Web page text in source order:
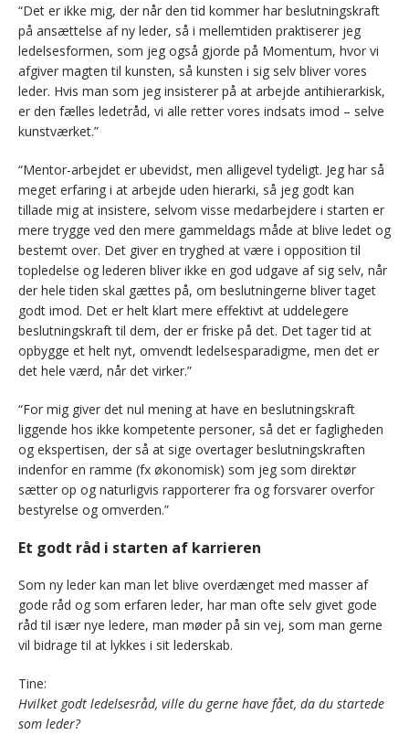
“Det er ikke mig, der når den tid kommer har beslutningskraft
på ansættelse af ny leder, så i mellemtiden praktiserer jeg
ledelsesformen, som jeg også gjorde på Momentum, hvor vi
afgiver magten til kunsten, så kunsten i sig selv bliver vores
leder. Hvis man som jeg insisterer på at arbejde antihierarkisk,
er den fælles ledetråd, vi alle retter vores indsats imod – selve
kunstværket.”
“Mentor-arbejdet er ubevidst, men alligevel tydeligt. Jeg har så
meget erfaring i at arbejde uden hierarki, så jeg godt kan
tillade mig at insistere, selvom visse medarbejdere i starten er
mere trygge ved den mere gammeldags måde at blive ledet og
bestemt over. Det giver en tryghed at være i opposition til
topledelse og lederen bliver ikke en god udgave af sig selv, når
der hele tiden skal gættes på, om beslutningerne bliver taget
godt imod. Det er helt klart mere effektivt at uddelegere
beslutningskraft til dem, der er friske på det. Det tager tid at
opbygge et helt nyt, omvendt ledelsesparadigme, men det er
det hele værd, når det virker.”
“For mig giver det nul mening at have en beslutningskraft
liggende hos ikke kompetente personer, så det er fagligheden
og ekspertisen, der så at sige overtager beslutningskraften
indenfor en ramme (fx økonomisk) som jeg som direktør
sætter op og naturligvis rapporterer fra og forsvarer overfor
bestyrelse og omverden.”
Et godt råd i starten af karrieren
Som ny leder kan man let blive overdænget med masser af
gode råd og som erfaren leder, har man ofte selv givet gode
råd til især nye ledere, man møder på sin vej, som man gerne
vil bidrage til at lykkes i sit lederskab.
Tine:
Hvilket godt ledelsesråd, ville du gerne have fået, da du startede
som leder?